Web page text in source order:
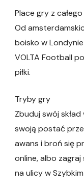
Place gry z
Od
boisko w
VOLTA Football
piłki.
Tryby gry
Zbuduj swój
swoją postać
awans i broń się
online, albo
na ulicy w